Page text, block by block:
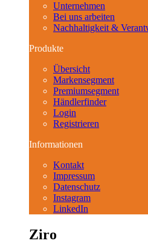
Unternehmen
Bei uns arbeiten
Nachhaltigkeit &
Produkte
Übersicht
Markensegment
Premiumsegment
Händlerfinder
Login
Registrieren
Informationen
Kontakt
Impressum
Datenschutz
Instagram
LinkedIn
Ziro